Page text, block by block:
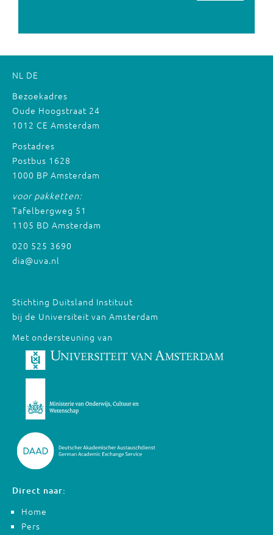
NL DE
Bezoekadres
Oude Hoogstraat 24
1012 CE Amsterdam
Postadres
Postbus 1628
1000 BP Amsterdam
voor pakketten:
Tafelbergweg 51
1105 BD Amsterdam
020 525 3690
dia@uva.nl
Stichting Duitsland Instituut
bij de Universiteit van Amsterdam
Met ondersteuning van
Direct naar:
Home
Pers